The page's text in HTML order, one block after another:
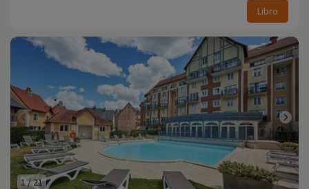
Libro
1/21